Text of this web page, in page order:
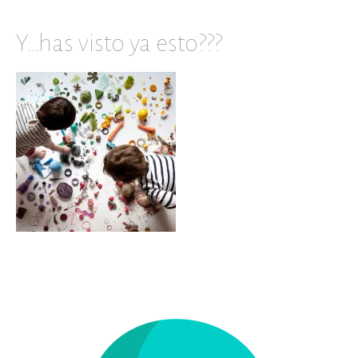
Y…has visto ya esto???